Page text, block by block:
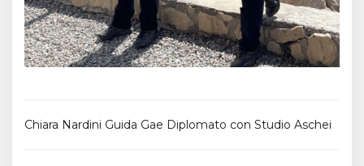
Chiara Nardini Guida Gae Diplomato con Studio Aschei